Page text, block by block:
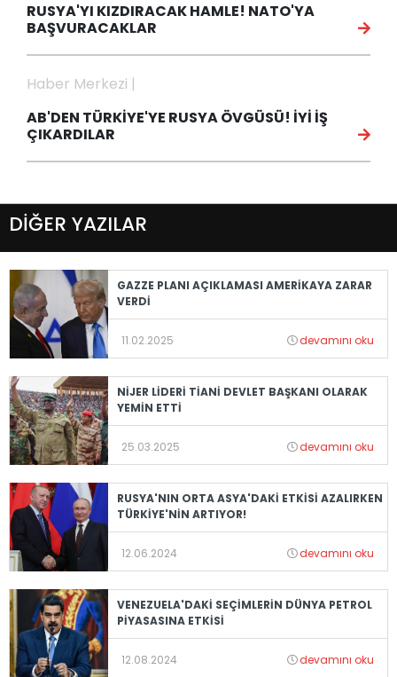
RUSYA'YI KIZDIRACAK HAMLE! NATO'YA
BAŞVURACAKLAR
Haber Merkezi |
AB'DEN TÜRKİYE'YE RUSYA ÖVGÜSÜ! İYİ İŞ
ÇIKARDILAR
DİĞER YAZILAR
GAZZE PLANI AÇIKLAMASI AMERİKAYA ZARAR
VERDİ
11.02.2025 devamını oku
NİJER LİDERİ TİANİ DEVLET BAŞKANI OLARAK
YEMİN ETTİ
25.03.2025 devamını oku
RUSYA'NIN ORTA ASYA'DAKİ ETKİSİ AZALIRKEN
TÜRKİYE'NİN ARTIYOR!
12.06.2024 devamını oku
VENEZUELA'DAKİ SEÇİMLERİN DÜNYA PETROL
PİYASASINA ETKİSİ
12.08.2024 devamını oku